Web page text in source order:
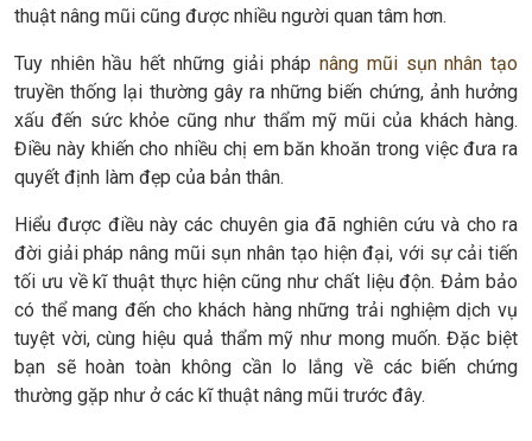
thuật nâng mũi cũng được nhiều người quan tâm hơn.
Tuy nhiên hầu hết những giải phápnâng mũi sụn nhân tạo
truyền thống lại thường gây ra những biến chứng, ảnh hưởng
xấu đến sức khỏe cũng như thẩm mỹ mũi của khách hàng.
Điều này khiến cho nhiều chị em băn khoăn trong việc đưa ra
quyết định làm đẹp của bản thân.
Hiểu được điều này các chuyên gia đã nghiên cứu và cho ra
đời giải pháp nâng mũi sụn nhân tạo hiện đại, với sự cải tiến
tối ưu về kĩ thuật thực hiện cũng như chất liệu độn. Đảm bảo
có thể mang đến cho khách hàng những trải nghiệm dịch vụ
tuyệt vời, cùng hiệu quả thẩm mỹ như mong muốn. Đặc biệt
bạn sẽ hoàn toàn không cần lo lắng về các biến chứng
thường gặp như ở các kĩ thuật nâng mũi trước đây.